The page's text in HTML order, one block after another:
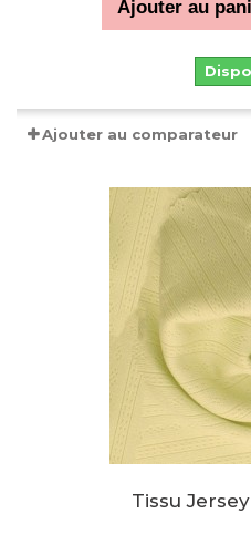
Ajouter au
Ajouter au comparateur
Tissu